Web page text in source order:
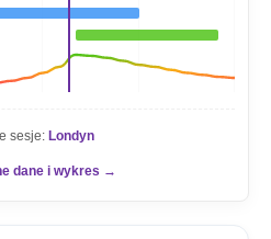
sesje: Londyn
dane i wykres →